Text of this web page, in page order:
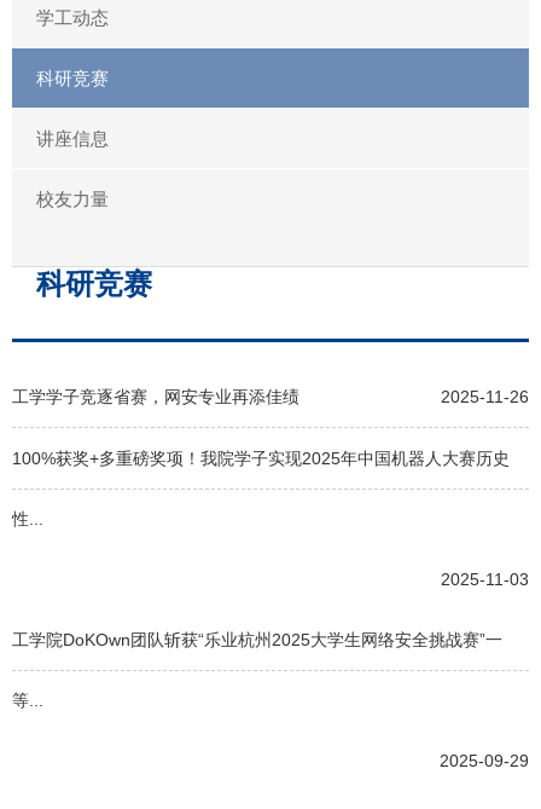
学工动态
科研竞赛
讲座信息
校友力量
科研竞赛
工学学子竞逐省赛，网安专业再添佳绩 2025-11-26
100%获奖+多重磅奖项！我院学子实现2025年中国机器人大赛历史
性...
2025-11-03
工学院DoKOwn团队斩获“乐业杭州2025大学生网络安全挑战赛”一
等...
2025-09-29